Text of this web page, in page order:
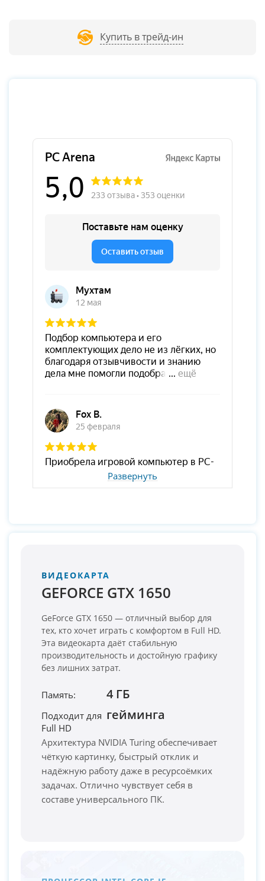
Купить в трейд-ин
PC-Arena на карте Москвы — Яндекс Карты
Развернуть
ВИДЕОКАРТА
GEFORCE GTX 1650
GeForce GTX 1650 — отличный выбор для
тех, кто хочет играть с комфортом в Full HD.
Эта видеокарта даёт стабильную
производительность и достойную графику
без лишних затрат.
Память: 4 ГБ
Подходит для
Full HD
гейминга
Архитектура NVIDIA Turing обеспечивает
чёткую картинку, быстрый отклик и
надёжную работу даже в ресурсоёмких
задачах. Отлично чувствует себя в
составе универсального ПК.